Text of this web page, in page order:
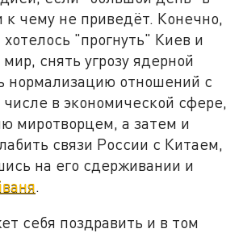
чему не приведёт. Конечно,
"прогнуть" Киев и
снять угрозу ядерной
нормализацию отношений с
в экономической сфере,
миротворцем, а затем и
связи России с Китаем,
на его сдерживании и
себя поздравить и в том